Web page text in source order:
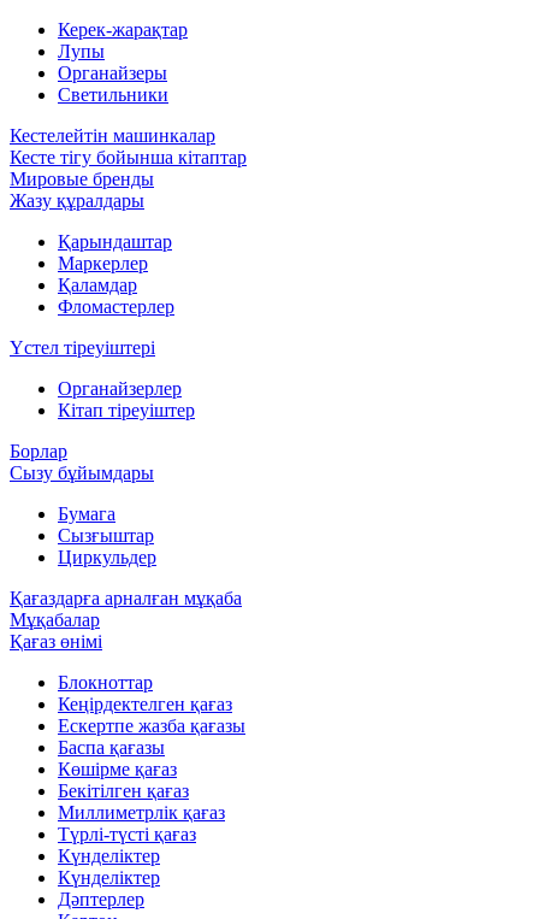
Керек-жарақтар
Лупы
Органайзеры
Светильники
Кестелейтін машинкалар
Кесте тігу бойынша кітаптар
Мировые бренды
Жазу құралдары
Қарындаштар
Маркерлер
Қаламдар
Фломастерлер
Үстел тіреуіштері
Органайзерлер
Кітап тіреуіштер
Борлар
Сызу бұйымдары
Бумага
Сызғыштар
Циркульдер
Қағаздарға арналған мұқаба
Мұқабалар
Қағаз өнімі
Блокноттар
Кеңірдектелген қағаз
Ескертпе жазба қағазы
Баспа қағазы
Көшірме қағаз
Бекітілген қағаз
Миллиметрлік қағаз
Түрлі-түсті қағаз
Күнделіктер
Күнделіктер
Дәптерлер